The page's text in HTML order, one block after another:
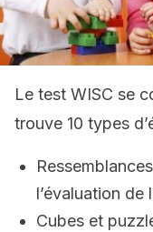
Le test WISC se
trouve 10 types
l’évaluation
Cubes et